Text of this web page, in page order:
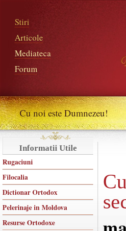
Stiri
Articole
Mediateca
Forum
Cu noi este Dumnezeu!
Informatii Utile
Rugaciuni
Filocalia
Dictionar Ortodox
Pelerinaje in Moldova
Resurse Ortodoxe